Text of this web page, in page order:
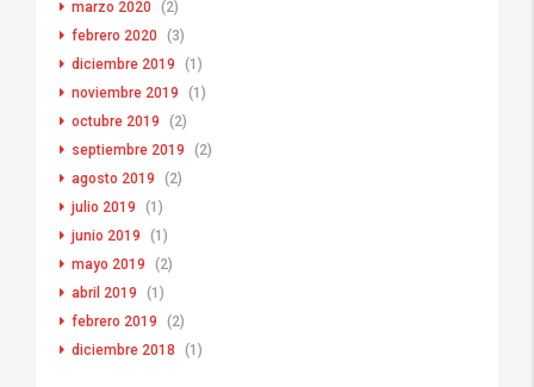
marzo 2020
(2)
febrero 2020
(3)
diciembre 2019
(1)
noviembre 2019
(1)
octubre 2019
(2)
septiembre 2019
(2)
agosto 2019
(2)
julio 2019
(1)
junio 2019
(1)
mayo 2019
(2)
abril 2019
(1)
febrero 2019
(2)
diciembre 2018
(1)